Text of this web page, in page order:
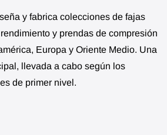
y fabrica colecciones de fajas
y prendas de compresión
Europa y Oriente Medio. Una
llevada a cabo según los
de primer nivel.